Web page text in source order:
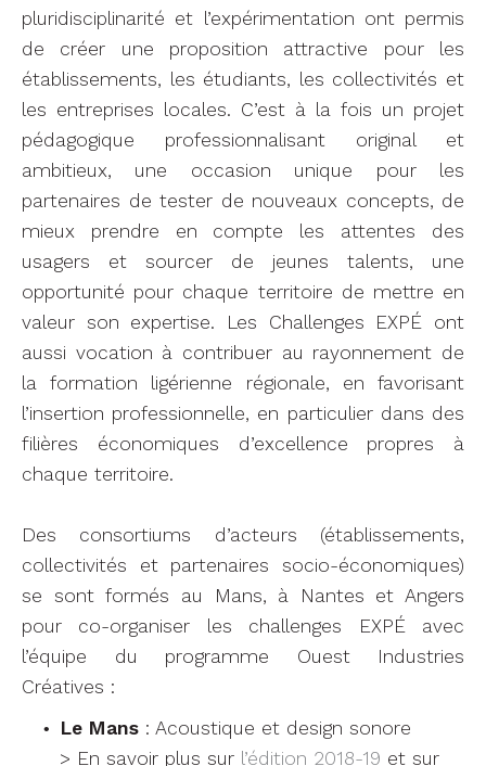
pluridisciplinarité et l’expérimentation ont permis
de créer une proposition attractive pour les
établissements, les étudiants, les collectivités et
les entreprises locales. C’est à la fois un projet
pédagogique professionnalisant original et
ambitieux, une occasion unique pour les
partenaires de tester de nouveaux concepts, de
mieux prendre en compte les attentes des
usagers et sourcer de jeunes talents, une
opportunité pour chaque territoire de mettre en
valeur son expertise. Les Challenges EXPÉ ont
aussi vocation à contribuer au rayonnement de
la formation ligérienne régionale, en favorisant
l’insertion professionnelle, en particulier dans des
filières économiques d’excellence propres à
chaque territoire.
Des consortiums d’acteurs (établissements,
collectivités et partenaires socio-économiques)
se sont formés au Mans, à Nantes et Angers
pour co-organiser les challenges EXPÉ avec
l’équipe du programme Ouest Industries
Créatives :
Le Mans : Acoustique et design sonore
> En savoir plus sur l’édition 2018-19 et sur